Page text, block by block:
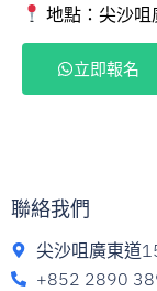
地點：尖沙
立即報名
聯絡我們
尖沙咀廣東道
+852 2890